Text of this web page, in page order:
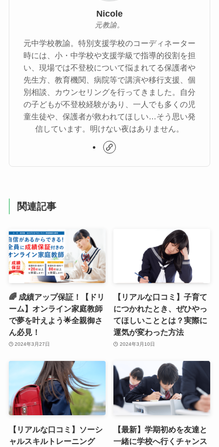
Nicole
元教諭。
元中学校教諭。特別支援学校のコーディネーター
時には、小・中学校や支援学級で指導的役割を担
い、現場では不登校について悩まれてる保護者や
先生方、教育機関、病院等で講演や移行支援、個
別相談、カウンセリングを行ってきました。自分
の子どもが不登校経験があり、一人でも多くの児
童生徒や、保護者が救われてほしい…そう思い発
信しています。明けない夜はありません。
関連記事
🌈 成績アップ保証！【ドリ
ーム】オンライン家庭教師
で夢を叶えよう🌟全親御さ
ん必見！
2024年3月27日
【リアルな口コミ】子育て
につかれたとき、ぜひやっ
てほしいこととは？実際に
運気が変わった方法
2024年3月10日
【リアルな口コミ】ソーシ
ャルスキルトレーニング
【最新】学期初めを友達と
一緒に学校へ行くチャンス